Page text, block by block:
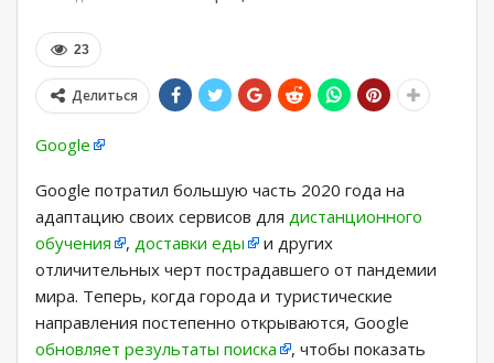
23
Делиться
Google
Google потратил большую часть 2020 года на
адаптацию своих сервисов для дистанционного
обучения
, доставки еды
и других
отличительных черт пострадавшего от пандемии
мира. Теперь, когда города и туристические
направления постепенно открываются, Google
обновляет результаты поиска
, чтобы показать